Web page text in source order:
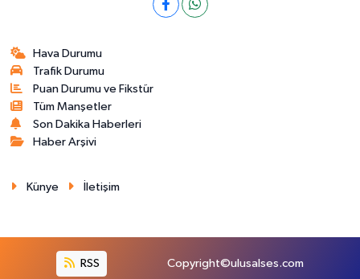
Hava Durumu
Trafik Durumu
Puan Durumu ve Fikstür
Tüm Manşetler
Son Dakika Haberleri
Haber Arşivi
Künye İletişim
RSS Copyright©ulusalses.com